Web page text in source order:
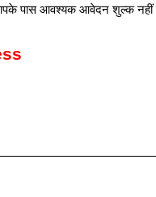
पास आवश्यक आवेदन शुल्क नहीं है